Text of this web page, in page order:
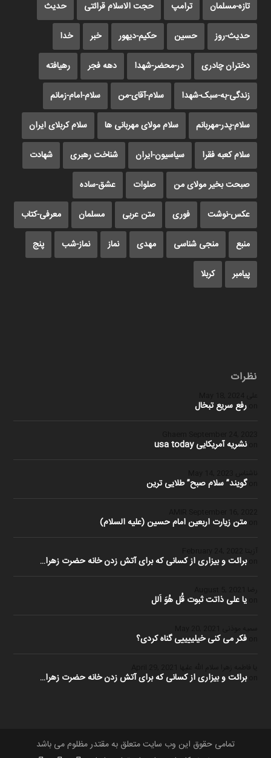
تازه-مسلمان ترامپ حجت الاسلام قرائتی حدیث
حدیث-روز حسین حکیم-دیهور خبر خدا
دختران چادری در-محضر-شهدا دهه فجر رهیافته
زندگی-به-سبک-شهدا سلام-آقای-من سلام-امام-زمانم
سلام-پدر-مهربانم سلام مولای مهربانی ها سلام کربلای ایران
سلام کعبه فقرا سیاسیون-ایران شناخت رهبری شهادت
صبحت بخیر مولای من صلوات عشق-ساده
عکس-نوشت فوری متن عربی مسلمان معرفی-کتاب
منبع منجی شناسی مهدی نماز نماز-شب پنج
پیامبر کربلا
نظرات
علی
رفع سریع تبخال
نشریه آمریکایی usa today
گویند” سلام صبح” طلایی ترین
متن زیارت اربعین امام حسین (علیه السلام)
برائت و بیزاری از کسانی که برای آتش زدن خانه حضرت زهرا…
رضا
یا علی ذاتت ثبوت قُل هُوَ اَلل
سمیه موذنی
فکر می کنی خیلییییی گناه کردی؟
یا فاطمه زهرا سلام الله علیها
برائت و بیزاری از کسانی که برای آتش زدن خانه حضرت زهرا…
تمامی حقوق این وب سایت متعلق به مقتدر مظلوم می باشد